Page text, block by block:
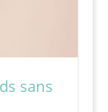
sans